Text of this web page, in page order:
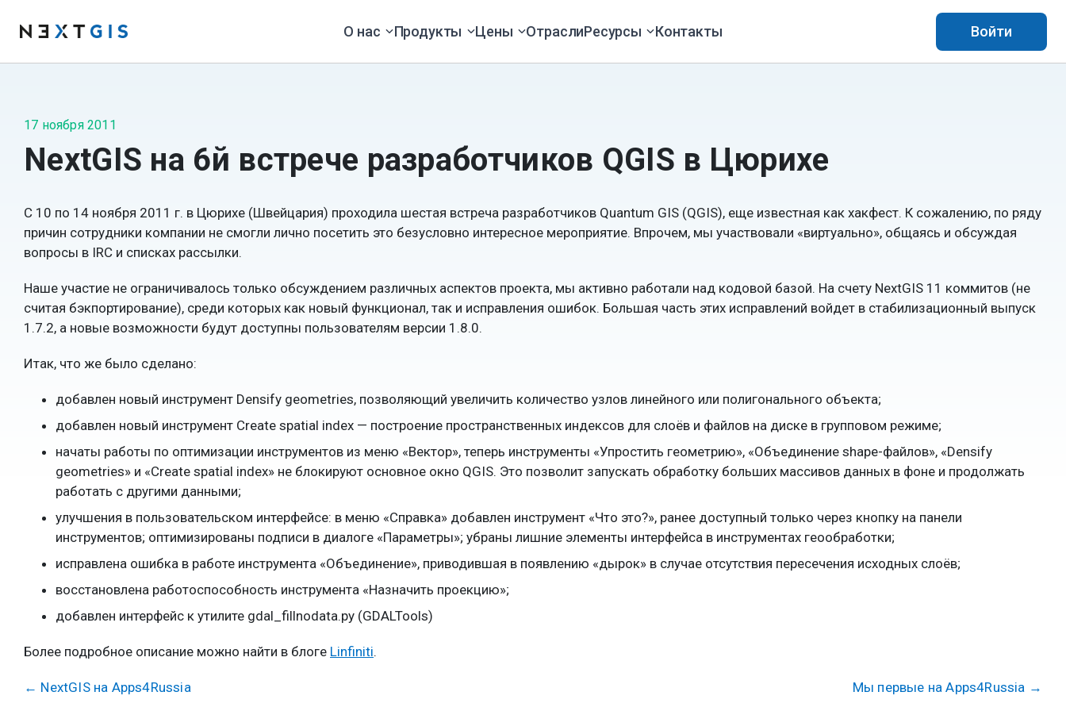
О нас Продукты Цены ОтраслиРесурсы Контакты Войти
17 ноября 2011
NextGIS на 6й встрече разработчиков QGIS в Цюрихе
С 10 по 14 ноября 2011 г. в Цюрихе (Швейцария) проходила шестая встреча разработчиков Quantum GIS (QGIS), еще известная как хакфест. К сожалению, по ряду
причин сотрудники компании не смогли лично посетить это безусловно интересное мероприятие. Впрочем, мы участвовали «виртуально», общаясь и обсуждая
вопросы в IRC и списках рассылки.
Наше участие не ограничивалось только обсуждением различных аспектов проекта, мы активно работали над кодовой базой. На счету NextGIS 11 коммитов (не
считая бэкпортирование), среди которых как новый функционал, так и исправления ошибок. Большая часть этих исправлений войдет в стабилизационный выпуск
1.7.2, а новые возможности будут доступны пользователям версии 1.8.0.
Итак, что же было сделано:
добавлен новый инструмент Densify geometries, позволяющий увеличить количество узлов линейного или полигонального объекта;
добавлен новый инструмент Create spatial index — построение пространственных индексов для слоёв и файлов на диске в групповом режиме;
начаты работы по оптимизации инструментов из меню «Вектор», теперь инструменты «Упростить геометрию», «Объединение shape-файлов», «Densify
geometries» и «Create spatial index» не блокируют основное окно QGIS. Это позволит запускать обработку больших массивов данных в фоне и продолжать
работать с другими данными;
улучшения в пользовательском интерфейсе: в меню «Справка» добавлен инструмент «Что это?», ранее доступный только через кнопку на панели
инструментов; оптимизированы подписи в диалоге «Параметры»; убраны лишние элементы интерфейса в инструментах геообработки;
исправлена ошибка в работе инструмента «Объединение», приводившая в появлению «дырок» в случае отсутствия пересечения исходных слоёв;
восстановлена работоспособность инструмента «Назначить проекцию»;
добавлен интерфейс к утилите gdal_fillnodata.py (GDALTools)
Более подробное описание можно найти в блоге Linfiniti.
← NextGIS на Apps4Russia Мы первые на Apps4Russia →